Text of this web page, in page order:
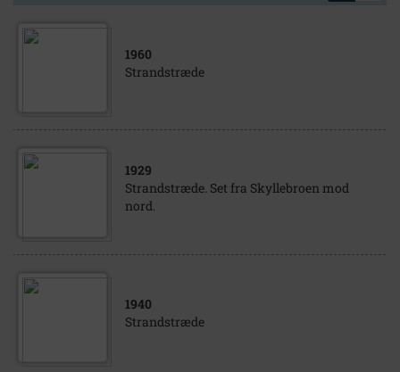
1960
Strandstræde
1929
Strandstræde. Set fra Skyllebroen mod
nord.
1940
Strandstræde